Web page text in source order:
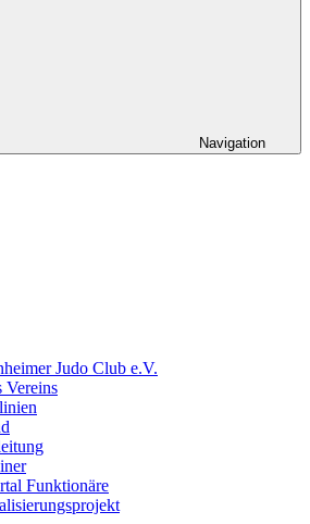
Navigation
Judo Club e.V.
Vereins
Funktionäre